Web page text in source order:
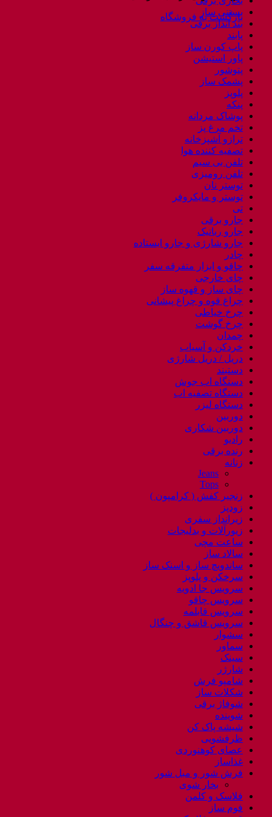
بازگشت به فروشگاه
بستنی ساز
بند انداز برقی
پابند
پاپ کورن ساز
پاور استیشن
پتوشور
پشمک ساز
پلوپز
پنکه
پوشاک مردانه
تخم مرغ پز
ترازو آشپزخانه
تصفیه کننده هوا
تلفن بی سیم
تلفن رومیزی
توستر نان
توستر و مایکروفر
تی
جارو برقی
جارو رباتیک
جارو شارژی و جارو ایستاده
چادر
چاقو و ابزار متفرقه سفر
چای خارجی
چای ساز و قهوه ساز
چراغ قوه و چراغ پیشانی
چرخ خیاطی
چرخ گوشت
چمدان
خردکن و آسیاب
دریل / دریل شارژی
دستبند
دستگاه اب جوش
دستگاه تصفیه اب
دستگاه لیزر
دوربین
دوربین شکاری
رادیو
رنده برقی
زنانه
Jeans
Tops
زنجیر کفش ( کرامپون )
زودپز
زیرانداز سفری
زیورآلات و بدلیجات
ساعت مچی
سالاد ساز
ساندویچ ساز و اسنک ساز
سرخکن و پلوپز
سرویس جا ادویه
سرویس چاقو
سرویس قابلمه
سرویس قاشق و چنگال
سشوار
سماور
سینک
شارژر
شامپو فرش
شکلات ساز
شوفاژ برقی
شوینده
شیشه پاک کن
ظرفشویی
عصای کوهنوردی
غذاساز
فرش شور و مبل شور
بخار شوی
فلاسک و کلمن
فوم ساز